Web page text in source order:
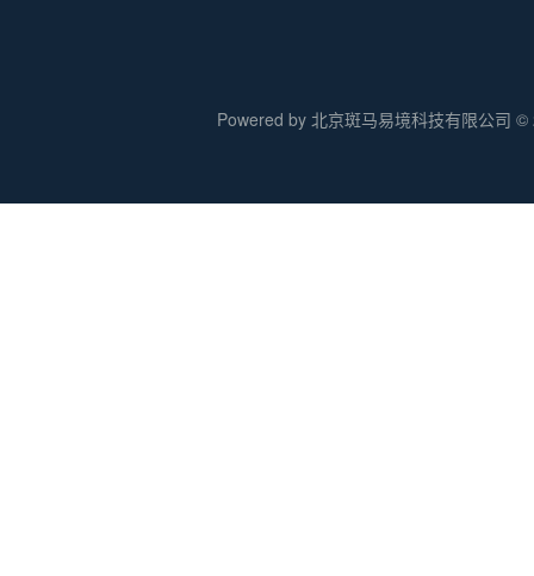
Powered by 北京斑马易境科技有限公司